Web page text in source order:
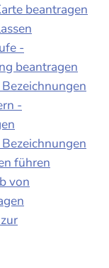
beantragen
-
beantragen
-
führen
von